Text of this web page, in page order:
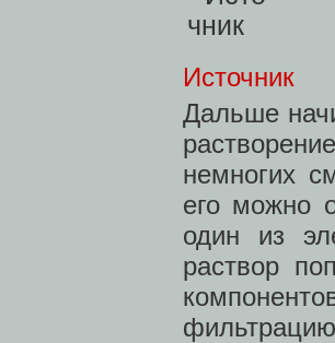
Источник
Дальше
немногих
его можно
один из
раствор